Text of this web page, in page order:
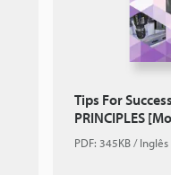
Tips For
PRINCIPLES
PDF: 345KB /